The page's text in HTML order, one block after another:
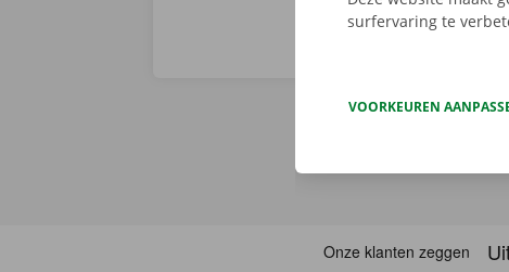
surfervaring te
VOORKEUREN